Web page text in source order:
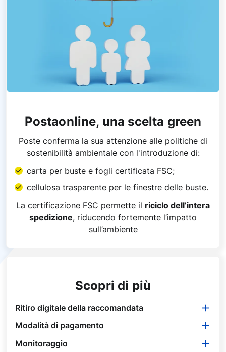
Postaonline, una scelta green
Poste conferma la sua attenzione alle politiche di
sostenibilità ambientale con l'introduzione di:
carta per buste e fogli certificata FSC;
cellulosa trasparente per le finestre delle buste.
La certificazione FSC permette il riciclo dell’intera
spedizione, riducendo fortemente l’impatto
sull’ambiente
Scopri di più
Ritiro digitale della raccomandata
Modalità di pagamento
Monitoraggio